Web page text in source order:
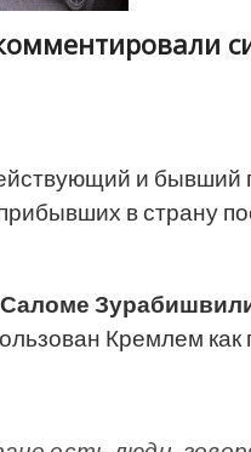
и бывший
в страну
Саломе
Кремлем